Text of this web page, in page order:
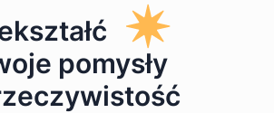
pomysły